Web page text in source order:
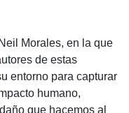
Morales, en la que
de estas
entorno para capturar
humano,
que hacemos al